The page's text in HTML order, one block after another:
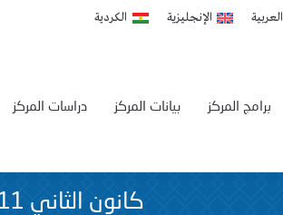
العربية الإنجليزية الكردية
دراسات المركز بيانات المركز برامج المركز
كانون الثاني 2011